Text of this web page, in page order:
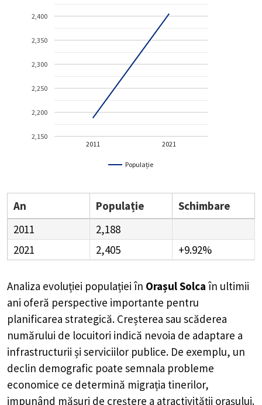
Populație
2011 2021
2,150
2,200
2,250
2,300
2,350
2,400
An Populație
Schimbare
2011
2,188
2021
2,405 +9.92%
Analiza evoluției populației în Orașul Solca în ultimii
ani oferă perspective importante pentru
planificarea strategică. Creșterea sau scăderea
numărului de locuitori indică nevoia de adaptare a
infrastructurii și serviciilor publice. De exemplu, un
declin demografic poate semnala probleme
economice ce determină migrația tinerilor,
impunând măsuri de creștere a atractivității orașului.